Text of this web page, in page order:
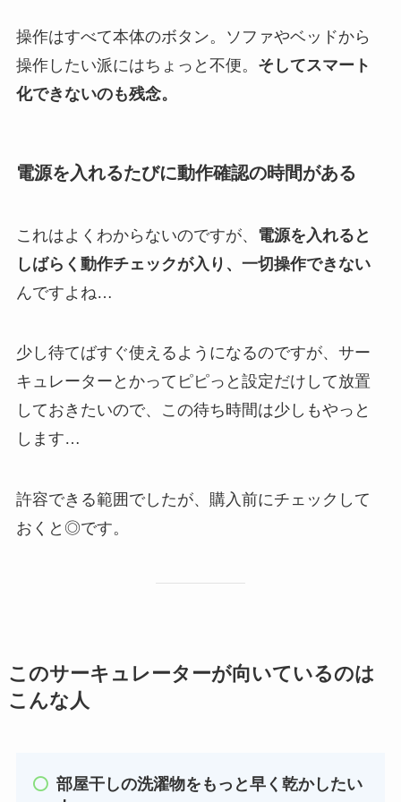
操作はすべて本体のボタン。ソファやベッドから
操作したい派にはちょっと不便。 そしてスマート
化できないのも残念。
電源を入れるたびに動作確認の時間がある
これはよくわからないのですが、 電源を入れると
しばらく動作チェックが入り、一切操作できない
んですよね…
少し待てばすぐ使えるようになるのですが、サー
キュレーターとかってピピっと設定だけして放置
しておきたいので、この待ち時間は少しもやっと
します…
許容できる範囲でしたが、購入前にチェックして
おくと◎です。
このサーキュレーターが向いているのは
こんな人
部屋干しの洗濯物をもっと早く乾かしたい